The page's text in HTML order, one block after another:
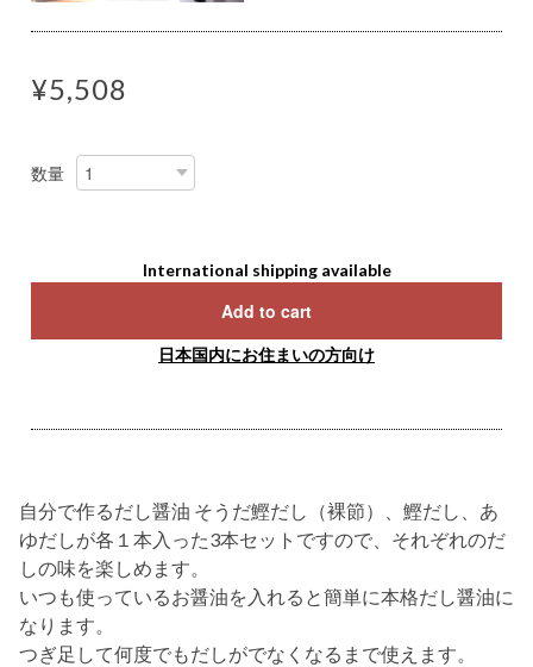
¥5,508
数量
International shipping available
Add to cart
日本国内にお住まいの方向け
自分で作るだし醤油 そうだ鰹だし（裸節）、鰹だし、あ
ゆだしが各１本入った3本セットですので、それぞれのだ
しの味を楽しめます。
いつも使っているお醤油を入れると簡単に本格だし醤油に
なります。
つぎ足して何度でもだしがでなくなるまで使えます。